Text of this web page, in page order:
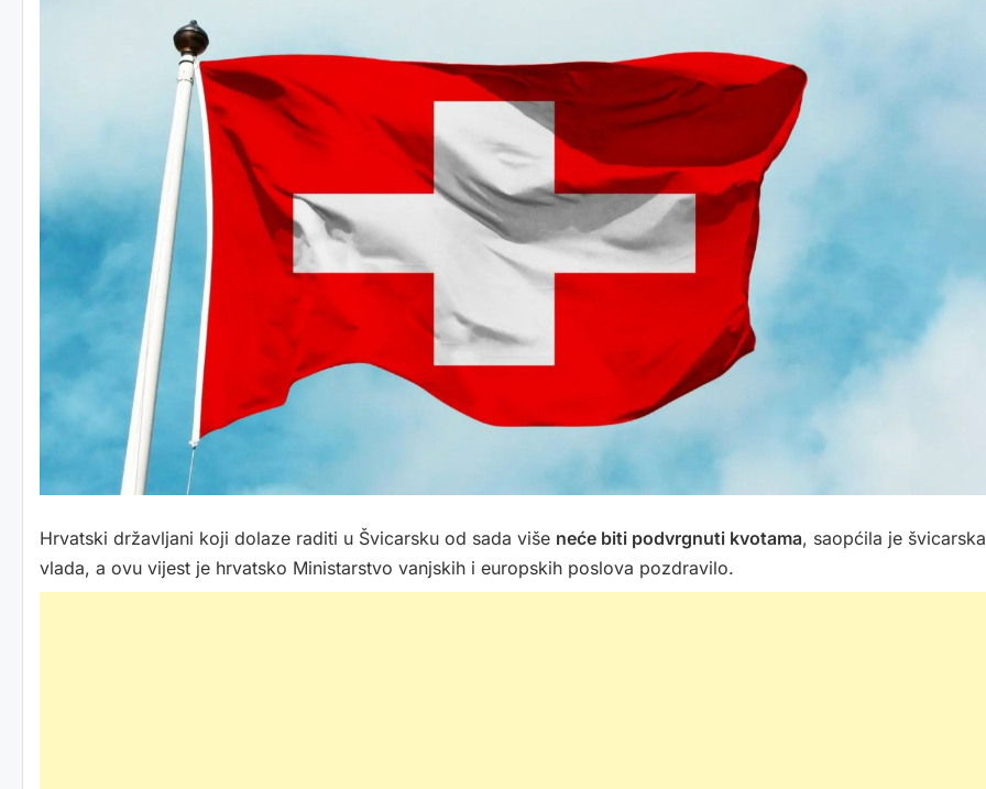
Hrvatski državljani koji dolaze raditi u Švicarsku od sada više neće biti podvrgnuti kvotama, saopćila je švicarska
vlada, a ovu vijest je hrvatsko Ministarstvo vanjskih i europskih poslova pozdravilo.